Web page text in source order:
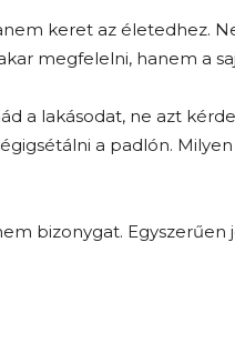
keret az életedhez.
megfelelni, hanem a
a lakásodat, ne azt
a padlón.
bizonygat.